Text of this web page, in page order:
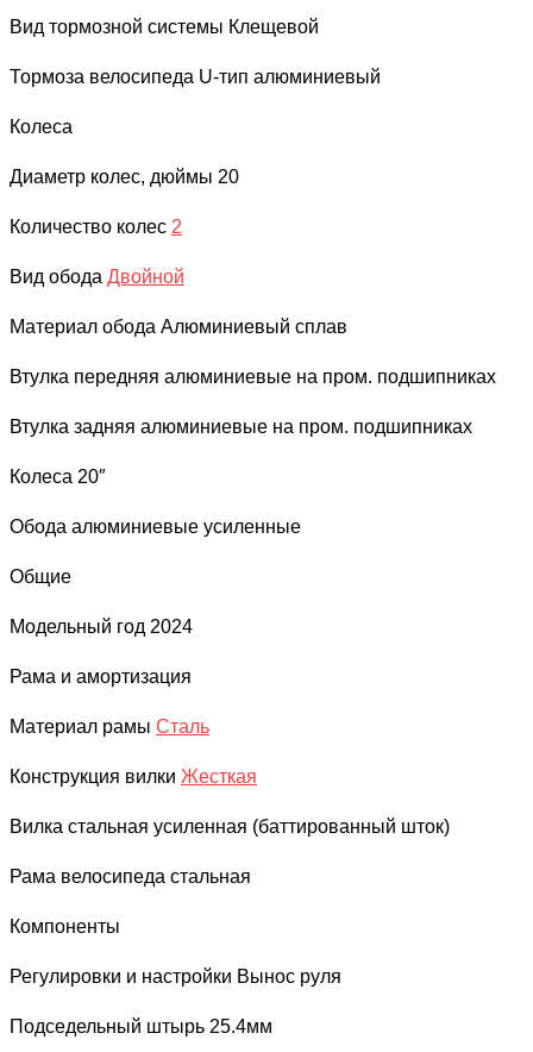
Вид тормозной системы Клещевой
Тормоза велосипеда U-тип алюминиевый
Колеса
Диаметр колес, дюймы 20
Количество колес 2
Вид обода Двойной
Материал обода Алюминиевый сплав
Втулка передняя алюминиевые на пром. подшипниках
Втулка задняя алюминиевые на пром. подшипниках
Колеса 20″
Обода алюминиевые усиленные
Общие
Модельный год 2024
Рама и амортизация
Материал рамы Сталь
Конструкция вилки Жесткая
Вилка стальная усиленная (баттированный шток)
Рама велосипеда стальная
Компоненты
Регулировки и настройки Вынос руля
Подседельный штырь 25.4мм